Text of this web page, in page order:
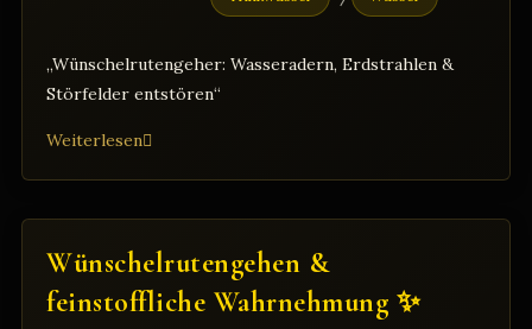
„Wünschelrutengeher: Wasseradern, Erdstrahlen &
Störfelder entstören“
Weiterlesen„Wünschelrutengeher
Inn
–
Störfelder
Wünschelrutengehen &
feinstoffliche Wahrnehmung ✨